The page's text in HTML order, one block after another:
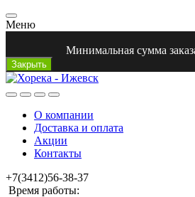
Меню
Минимальная сумма
Закрыть
О компании
Доставка и оплата
Акции
Контакты
+7(3412)56-38-37
Время работы: